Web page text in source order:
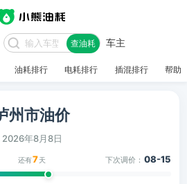
查油耗 车主
油耗排行 电耗排行 插混排行 帮助
州市油价
2026年8月8日
还有7天 下次调价： 08-15